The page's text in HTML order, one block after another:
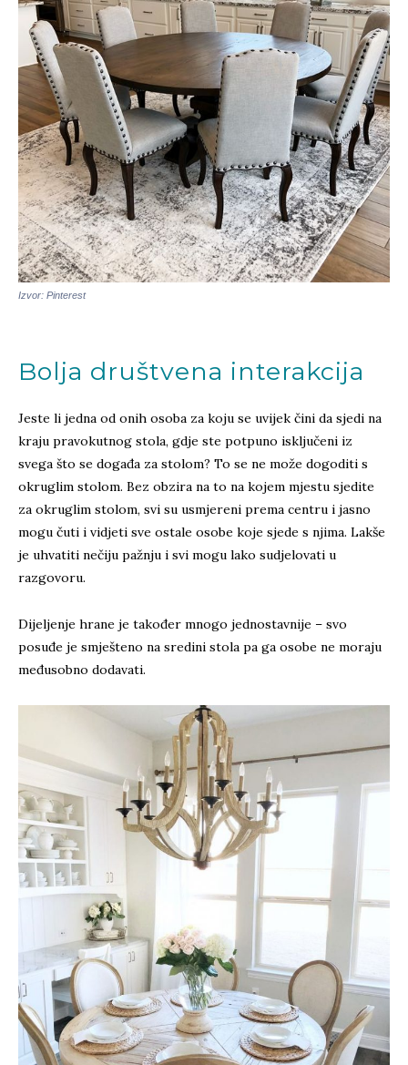
Izvor: Pinterest
Bolja društvena interakcija
Jeste li jedna od onih osoba za koju se uvijek čini da sjedi na
kraju pravokutnog stola, gdje ste potpuno isključeni iz
svega što se događa za stolom? To se ne može dogoditi s
okruglim stolom. Bez obzira na to na kojem mjestu sjedite
za okruglim stolom, svi su usmjereni prema centru i jasno
mogu čuti i vidjeti sve ostale osobe koje sjede s njima. Lakše
je uhvatiti nečiju pažnju i svi mogu lako sudjelovati u
razgovoru.
Dijeljenje hrane je također mnogo jednostavnije – svo
posuđe je smješteno na sredini stola pa ga osobe ne moraju
međusobno dodavati.